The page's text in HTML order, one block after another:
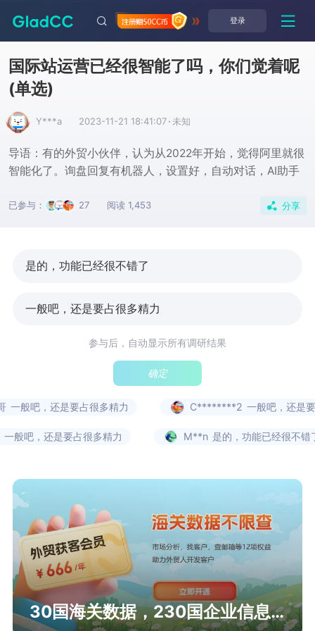
登录
国际站运营已经很智能了吗，你们觉着呢
(单选)
Y***a 2023-11-21 18:41:07· 未知
导语：有的外贸小伙伴，认为从2022年开始，觉得阿里就很
智能化了。询盘回复有机器人，设置好，自动对话，AI助手
已参与： 27 阅读 1,453 分享
是的，功能已经很不错了
一般吧，还是要占很多精力
参与后，自动显示所有调研结果
确定
一般吧，还是要占很多精力 C********2 一般吧，还是要
般吧，还是要占很多精力 M**n 是的，功能已经很不错了
30国海关数据，230国企业信息查询